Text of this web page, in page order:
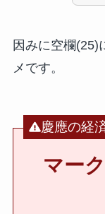
因みに空欄(25)
メです。
慶應の経
マー